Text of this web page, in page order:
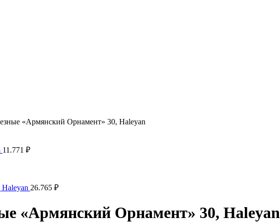
«Армянский Орнамент» 30, Haleyan
11.771 ₽
26.765 ₽
«Армянский Орнамент» 30, Haleyan